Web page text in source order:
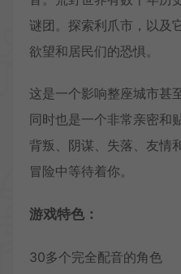
谜团。探索利爪市，以及
欲望和居民们的恐惧。
这是一个影响整座城市甚
同时也是一个非常亲密和
背叛、阴谋、失落、友情
冒险中等待着你。
游戏特色：
30多个完全配音的角色